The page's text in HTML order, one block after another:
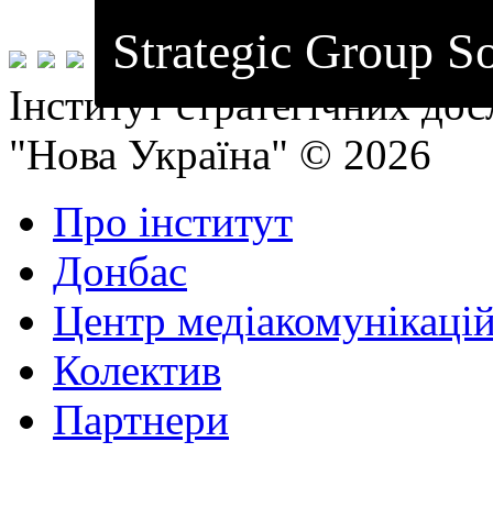
Strategic Group
Інститут стратегічних
"Нова Україна" © 2026
Про інститут
Донбас
Центр
Колектив
Партнери